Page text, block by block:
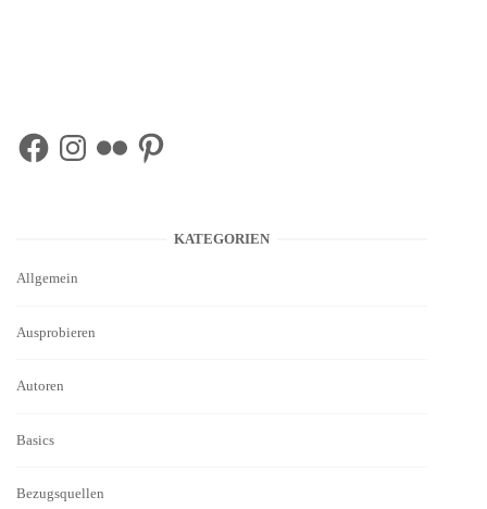
FacebookInstagram
Flickr Pinterest
KATEGORIEN
Allgemein
Ausprobieren
Autoren
Basics
Bezugsquellen